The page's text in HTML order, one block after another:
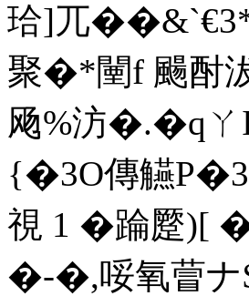
珨]兀
聚�*闉f 颺酎
飏%汸
{�3O傳觾
視 1 �踚蹷
�-�,哸氧萺